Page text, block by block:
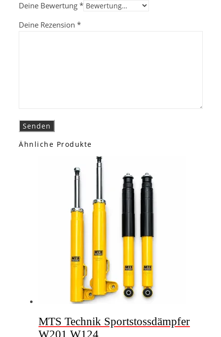
Deine Bewertung *
Deine Rezension *
Ähnliche Produkte
MTS Technik Sportstossdämpfer
W201 W124